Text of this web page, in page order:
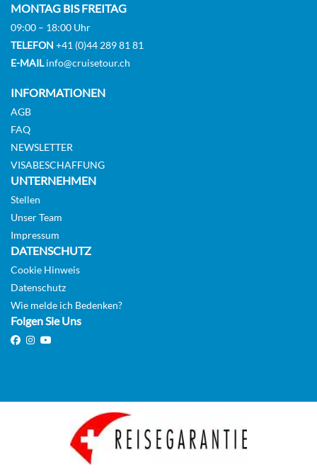
2-Bett-Junior-Suite (Z) mit Balkon-[U4]
Suite
2-Bett-Suite mit Balkon (Z)-[V4]
2-Bett-Royal-Suite (Z) mit Balkon-[W4]
MONTAG BIS FREITAG
09:00 – 18:00 Uhr
TELEFON +41 (0)44 289 81 81
E-MAILinfo@cruisetour.ch
INFORMATIONEN
AGB
FAQ
NEWSLETTER
VISABESCHAFFUNG
UNTERNEHMEN
Stellen
Unser Team
Impressum
DATENSCHUTZ
Cookie Hinweis
Datenschutz
Wie melde ich Bedenken?
Folgen Sie Uns